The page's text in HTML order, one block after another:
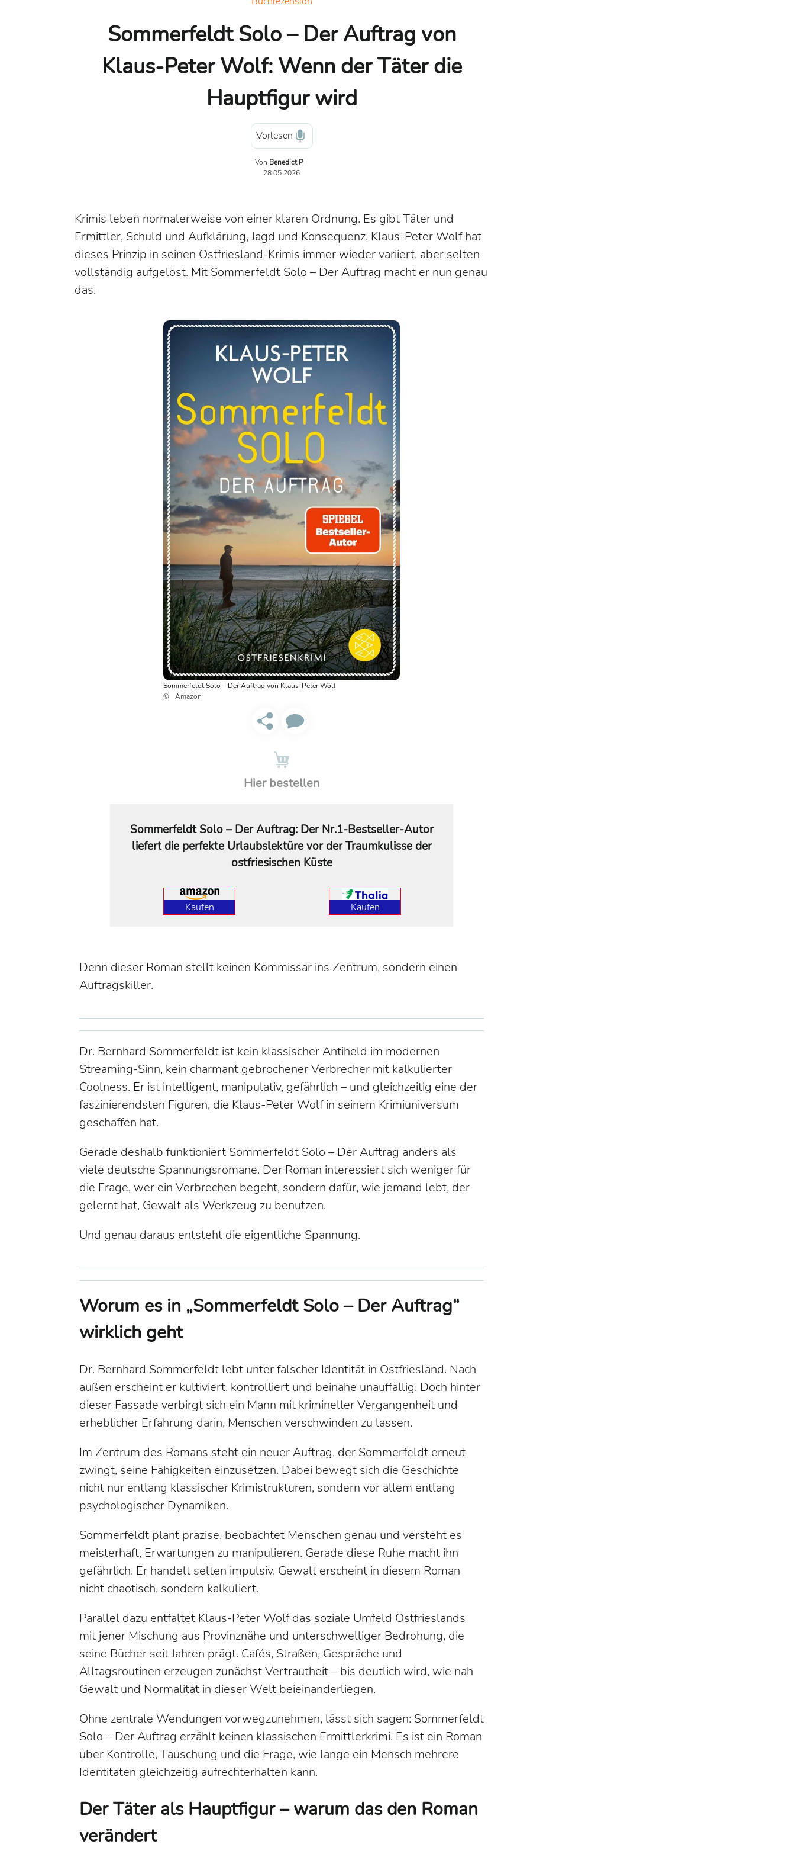
Sommerfeldt Solo – Der Auftrag von
Klaus-Peter Wolf: Wenn der Täter die
Hauptfigur wird
Vorlesen
Von Benedict P
28.05.2026
Krimis leben normalerweise von einer klaren Ordnung. Es gibt Täter und
Ermittler, Schuld und Aufklärung, Jagd und Konsequenz. Klaus-Peter Wolf hat
dieses Prinzip in seinen Ostfriesland-Krimis immer wieder variiert, aber selten
vollständig aufgelöst. Mit Sommerfeldt Solo – Der Auftrag macht er nun genau
das.
Sommerfeldt Solo – Der Auftrag von Klaus-Peter Wolf
Amazon
Hier bestellen
Sommerfeldt Solo – Der Auftrag: Der Nr.1-Bestseller-Autor
liefert die perfekte Urlaubslektüre vor der Traumkulisse der
ostfriesischen Küste
Kaufen Kaufen
Denn dieser Roman stellt keinen Kommissar ins Zentrum, sondern einen
Auftragskiller.
Dr. Bernhard Sommerfeldt ist kein klassischer Antiheld im modernen
Streaming-Sinn, kein charmant gebrochener Verbrecher mit kalkulierter
Coolness. Er ist intelligent, manipulativ, gefährlich – und gleichzeitig eine der
faszinierendsten Figuren, die Klaus-Peter Wolf in seinem Krimiuniversum
geschaffen hat.
Gerade deshalb funktioniert Sommerfeldt Solo – Der Auftrag anders als
viele deutsche Spannungsromane. Der Roman interessiert sich weniger für
die Frage, wer ein Verbrechen begeht, sondern dafür, wie jemand lebt, der
gelernt hat, Gewalt als Werkzeug zu benutzen.
Und genau daraus entsteht die eigentliche Spannung.
Worum es in „Sommerfeldt Solo – Der Auftrag“
wirklich geht
Dr. Bernhard Sommerfeldt lebt unter falscher Identität in Ostfriesland. Nach
außen erscheint er kultiviert, kontrolliert und beinahe unauffällig. Doch hinter
dieser Fassade verbirgt sich ein Mann mit krimineller Vergangenheit und
erheblicher Erfahrung darin, Menschen verschwinden zu lassen.
Im Zentrum des Romans steht ein neuer Auftrag, der Sommerfeldt erneut
zwingt, seine Fähigkeiten einzusetzen. Dabei bewegt sich die Geschichte
nicht nur entlang klassischer Krimistrukturen, sondern vor allem entlang
psychologischer Dynamiken.
Sommerfeldt plant präzise, beobachtet Menschen genau und versteht es
meisterhaft, Erwartungen zu manipulieren. Gerade diese Ruhe macht ihn
gefährlich. Er handelt selten impulsiv. Gewalt erscheint in diesem Roman
nicht chaotisch, sondern kalkuliert.
Parallel dazu entfaltet Klaus-Peter Wolf das soziale Umfeld Ostfrieslands
mit jener Mischung aus Provinznähe und unterschwelliger Bedrohung, die
seine Bücher seit Jahren prägt. Cafés, Straßen, Gespräche und
Alltagsroutinen erzeugen zunächst Vertrautheit – bis deutlich wird, wie nah
Gewalt und Normalität in dieser Welt beieinanderliegen.
Ohne zentrale Wendungen vorwegzunehmen, lässt sich sagen: Sommerfeldt
Solo – Der Auftrag erzählt keinen klassischen Ermittlerkrimi. Es ist ein Roman
über Kontrolle, Täuschung und die Frage, wie lange ein Mensch mehrere
Identitäten gleichzeitig aufrechterhalten kann.
Der Täter als Hauptfigur – warum das den Roman
verändert